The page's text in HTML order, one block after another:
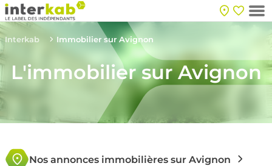
Interkab Immobilier sur Avignon
L'immobilier sur Avignon
Nos annonces immobilières sur Avignon